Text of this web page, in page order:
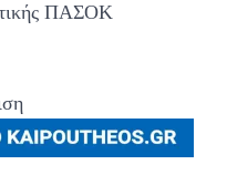
ΠΑΣΟΚ